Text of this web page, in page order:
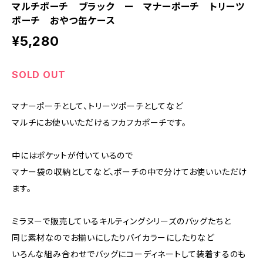
マルチポーチ ブラック ー マナーポーチ トリーツ
ポーチ おやつ缶ケース
¥5,280
SOLD OUT
マナーポーチとして、トリーツポーチとしてなど
マルチにお使いいただけるフカフカポーチです。
中にはポケットが付いているので
マナー袋の収納としてなど、ポーチの中で分けてお使いいただけ
ます。
ミラヌーで販売しているキルティングシリーズのバッグたちと
同じ素材なのでお揃いにしたりバイカラーにしたりなど
いろんな組み合わせでバッグにコーディネートして装着するのも